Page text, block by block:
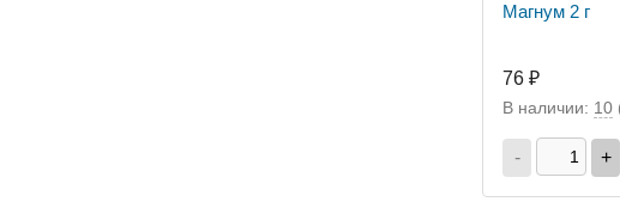
Магнум 2 г
76 ₽
В наличии: 10
- +